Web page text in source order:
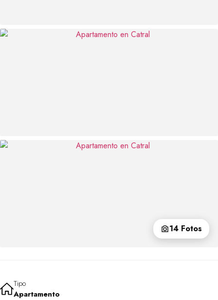
14 Fotos
Tipo
Apartamento